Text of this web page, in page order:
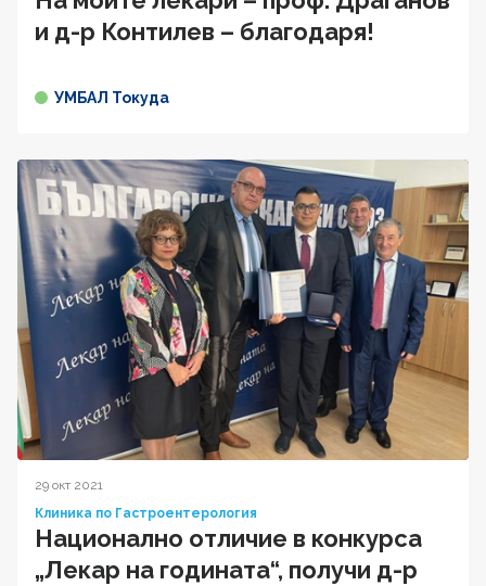
и д-р Контилев – благодаря!
УМБАЛ Токуда
29 окт 2021
Клиника по Гастроентерология
Национално отличие в конкурса
„Лекар на годината“, получи д-р